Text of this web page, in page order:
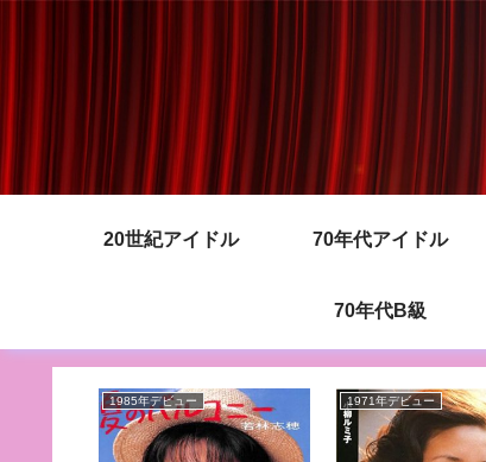
20世紀アイドル 70年代アイドル
70年代B級
1985年デビュー 1971年デビュー